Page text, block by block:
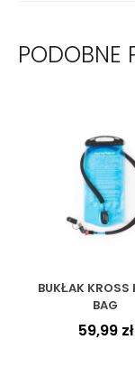
PODOBNE
BUKŁAK KROSS
BAG
59,99 zł